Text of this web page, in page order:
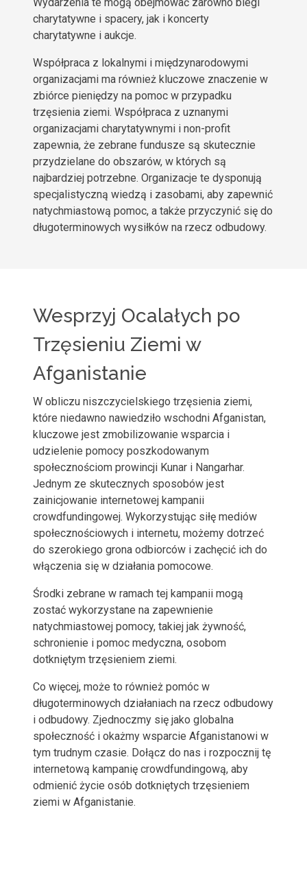
charytatywne i spacery, jak i koncerty
charytatywne i aukcje.
Współpraca z lokalnymi i międzynarodowymi
organizacjami ma również kluczowe znaczenie w
zbiórce pieniędzy na pomoc w przypadku
trzęsienia ziemi. Współpraca z uznanymi
organizacjami charytatywnymi i non-profit
zapewnia, że zebrane fundusze są skutecznie
przydzielane do obszarów, w których są
najbardziej potrzebne. Organizacje te dysponują
specjalistyczną wiedzą i zasobami, aby zapewnić
natychmiastową pomoc, a także przyczynić się do
długoterminowych wysiłków na rzecz odbudowy.
Wesprzyj Ocalałych po
Trzęsieniu Ziemi w
Afganistanie
W obliczu niszczycielskiego trzęsienia ziemi,
które niedawno nawiedziło wschodni Afganistan,
kluczowe jest zmobilizowanie wsparcia i
udzielenie pomocy poszkodowanym
społecznościom prowincji Kunar i Nangarhar.
Jednym ze skutecznych sposobów jest
zainicjowanie internetowej kampanii
crowdfundingowej. Wykorzystując siłę mediów
społecznościowych i internetu, możemy dotrzeć
do szerokiego grona odbiorców i zachęcić ich do
włączenia się w działania pomocowe.
Środki zebrane w ramach tej kampanii mogą
zostać wykorzystane na zapewnienie
natychmiastowej pomocy, takiej jak żywność,
schronienie i pomoc medyczna, osobom
dotkniętym trzęsieniem ziemi.
Co więcej, może to również pomóc w
długoterminowych działaniach na rzecz odbudowy
i odbudowy. Zjednoczmy się jako globalna
społeczność i okażmy wsparcie Afganistanowi w
tym trudnym czasie. Dołącz do nas i rozpocznij tę
internetową kampanię crowdfundingową, aby
odmienić życie osób dotkniętych trzęsieniem
ziemi w Afganistanie.